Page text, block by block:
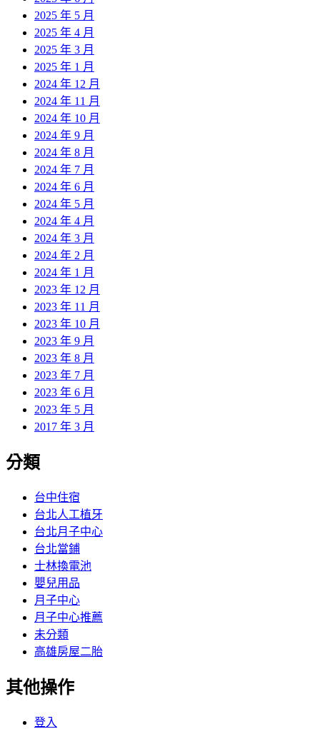
2025 年 5 月
2025 年 4 月
2025 年 3 月
2025 年 1 月
2024 年 12 月
2024 年 11 月
2024 年 10 月
2024 年 9 月
2024 年 8 月
2024 年 7 月
2024 年 6 月
2024 年 5 月
2024 年 4 月
2024 年 3 月
2024 年 2 月
2024 年 1 月
2023 年 12 月
2023 年 11 月
2023 年 10 月
2023 年 9 月
2023 年 8 月
2023 年 7 月
2023 年 6 月
2023 年 5 月
2017 年 3 月
分類
台中住宿
台北人工植牙
台北月子中心
台北當鋪
士林換電池
嬰兒用品
月子中心
月子中心推薦
未分類
高雄房屋二胎
其他操作
登入